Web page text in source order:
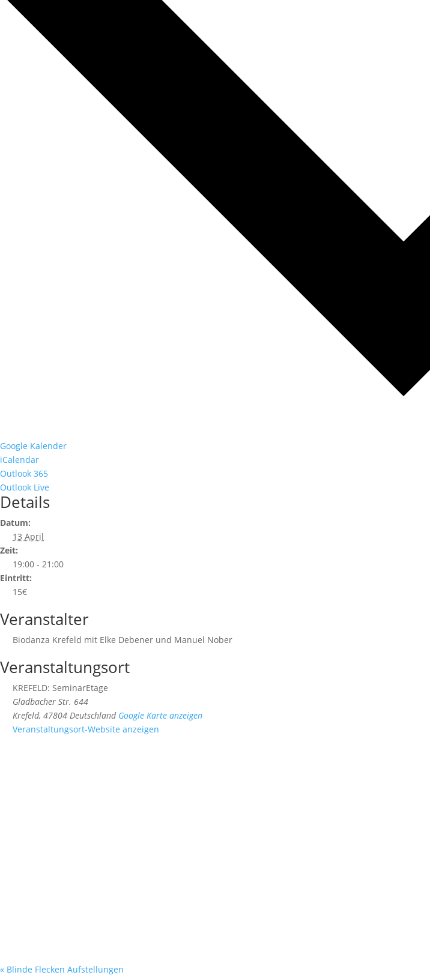
Google Kalender
iCalendar
Outlook 365
Outlook Live
Details
Datum:
13 April
Zeit:
19:00 - 21:00
Eintritt:
15€
Veranstalter
Biodanza Krefeld mit Elke Debener und Manuel Nober
Veranstaltungsort
KREFELD: SeminarEtage
Gladbacher Str. 644
Krefeld, 47804 Deutschland Google Karte anzeigen
Veranstaltungsort-Website anzeigen
« Blinde Flecken Aufstellungen